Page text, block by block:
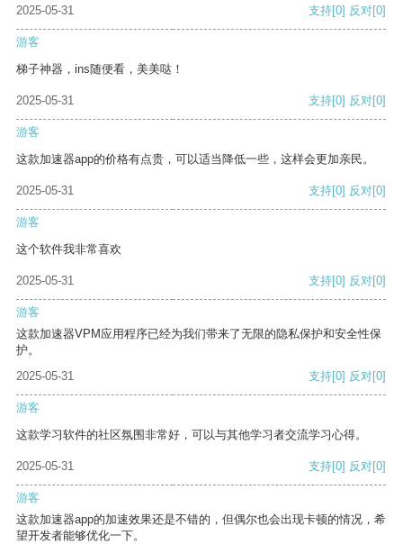
2025-05-31 支持[0] 反对[0]
游客
梯子神器，ins随便看，美美哒！
2025-05-31 支持[0] 反对[0]
游客
这款加速器app的价格有点贵，可以适当降低一些，这样会更加亲民。
2025-05-31 支持[0] 反对[0]
游客
这个软件我非常喜欢
2025-05-31 支持[0] 反对[0]
游客
这款加速器VPM应用程序已经为我们带来了无限的隐私保护和安全性保
护。
2025-05-31
支持[0] 反对[0]
游客
这款学习软件的社区氛围非常好，可以与其他学习者交流学习心得。
2025-05-31 支持[0] 反对[0]
游客
这款加速器app的加速效果还是不错的，但偶尔也会出现卡顿的情况，希
望开发者能够优化一下。